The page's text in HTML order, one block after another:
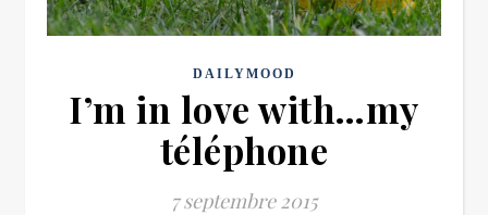
DAILYMOOD
I’m in love with…my
téléphone
7 septembre 2015